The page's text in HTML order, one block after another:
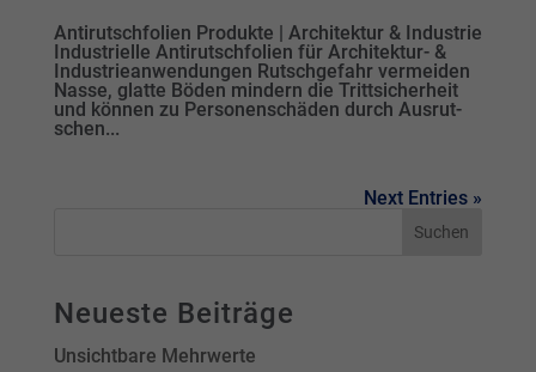
Anti­rutsch­­­folien Produkte | Architektur & Industrie
Industrielle Antirutsch­­folien für Architektur- &
Industrie­anwendungen Rutschgefahr vermeiden
Nasse, glatte Bö­den min­dern die Tritt­si­cher­heit
und kön­nen zu Per­so­nen­schä­den durch Aus­rut­
schen...
Next Entries »
Neueste Beiträge
Unsichtbare Mehrwerte